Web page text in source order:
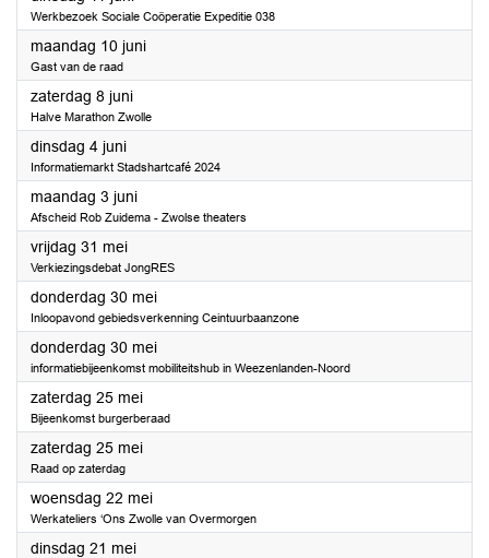
Werkbezoek Sociale Coöperatie Expeditie 038
maandag 10 juni2024
Gast van de raad
zaterdag 8 juni2024
Halve Marathon Zwolle
dinsdag 4 juni2024
Informatiemarkt Stadshartcafé 2024
maandag 3 juni2024
Afscheid Rob Zuidema - Zwolse theaters
vrijdag 31 mei2024
Verkiezingsdebat JongRES
donderdag 30 mei2024
Inloopavond gebiedsverkenning Ceintuurbaanzone
donderdag 30 mei2024
informatiebijeenkomst mobiliteitshub in Weezenlanden-Noord
zaterdag 25 mei2024
Bijeenkomst burgerberaad
zaterdag 25 mei2024
Raad op zaterdag
woensdag 22 mei2024
Werkateliers ‘Ons Zwolle van Overmorgen
dinsdag 21 mei2024